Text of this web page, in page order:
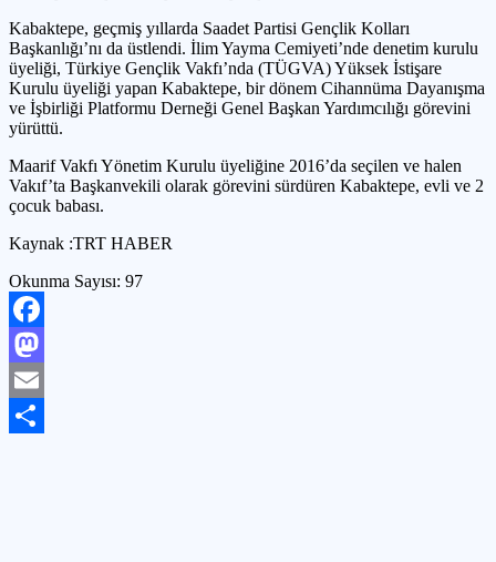
Kabaktepe, geçmiş yıllarda Saadet Partisi Gençlik Kolları
Başkanlığı’nı da üstlendi. İlim Yayma Cemiyeti’nde denetim kurulu
üyeliği, Türkiye Gençlik Vakfı’nda (TÜGVA) Yüksek İstişare
Kurulu üyeliği yapan Kabaktepe, bir dönem Cihannüma Dayanışma
ve İşbirliği Platformu Derneği Genel Başkan Yardımcılığı görevini
yürüttü.
Maarif Vakfı Yönetim Kurulu üyeliğine 2016’da seçilen ve halen
Vakıf’ta Başkanvekili olarak görevini sürdüren Kabaktepe, evli ve 2
çocuk babası.
Kaynak :TRT HABER
Okunma Sayısı: 97
Facebook
Mastodon
Email